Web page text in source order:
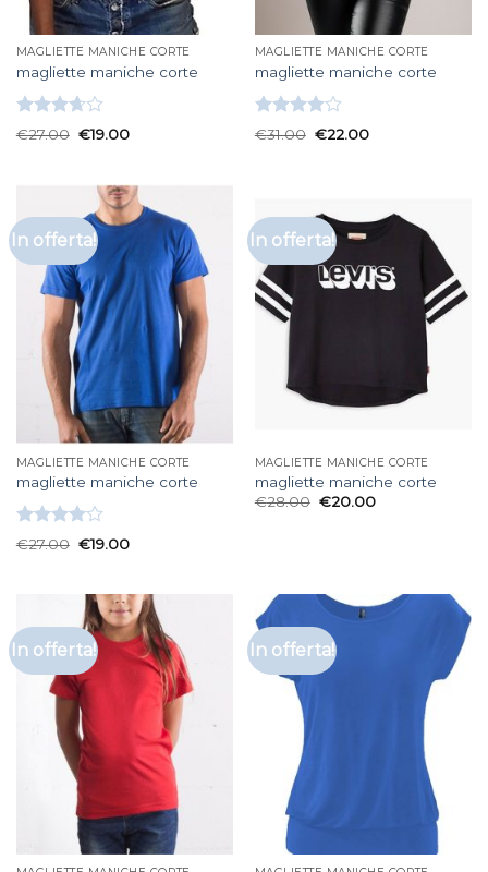
MAGLIETTE MANICHE CORTE
magliette maniche corte
Valutato
€27.00 €19.00
MAGLIETTE MANICHE CORTE
magliette maniche corte
Valutato
€31.00 €22.00
In offerta!
MAGLIETTE MANICHE CORTE
magliette maniche corte
Valutato
€27.00 €19.00
In offerta!
MAGLIETTE MANICHE CORTE
magliette maniche corte
€28.00 €20.00
In offerta! In offerta!